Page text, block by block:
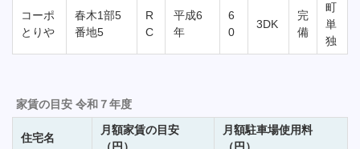
コーポ
とりや
春木1部5
番地5
R
C
平成6
年
6
0
3DK
完
備
町
単
独
家賃の目安 令和７年度
住宅名
月額家賃の目安
月額駐車場使用料